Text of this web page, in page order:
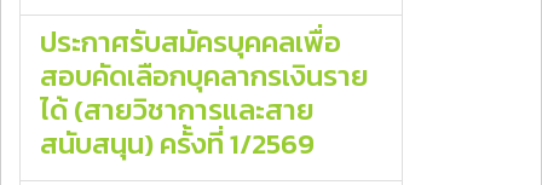
ประกาศรับสมัครบุคคลเพื่อ
สอบคัดเลือกบุคลากรเงินราย
ได้ (สายวิชาการและสาย
สนับสนุน) ครั้งที่ 1/2569